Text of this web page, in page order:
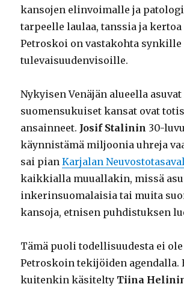
kansojen elinvoimalle ja
tarpeelle laulaa, tanssia ja
Petroskoi on vastakohta synkille
tulevaisuudenvisoille.
Nykyisen Venäjän alueella
suomensukuiset kansat ovat
ansainneet. Josif Stalinin 30-
käynnistämä miljoonia uhreja
sai pianKarjalan
kaikkialla muuallakin, missä
inkerinsuomalaisia tai muita
kansoja, etnisen puhdistuksen
Tämä puoli todellisuudesta ei
Petroskoin tekijöiden agendalla.
kuitenkin käsitelty Tiina